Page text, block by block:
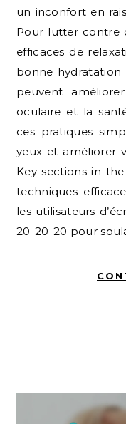
un inconfort en
Pour lutter contre
efficaces de
bonne hydratation
peuvent
oculaire et la
ces pratiques
yeux et améliorer
Key sections in
techniques
les utilisateurs
20-20-20 pour